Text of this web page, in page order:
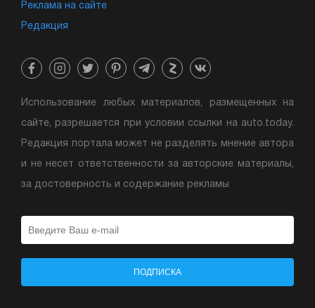
Реклама на сайте
Редакция
Использование любых материалов, размещенных на
сайте, разрешается при условии ссылки на auto.today.
Редакция портала может не разделять мнение автора
и не несет ответственности за авторские материалы,
за достоверность и содержание рекламы
ПОДПИСКА